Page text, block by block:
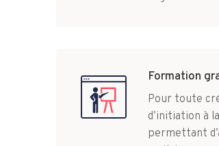
Formation
Pour toute
d’initiation à
permettant